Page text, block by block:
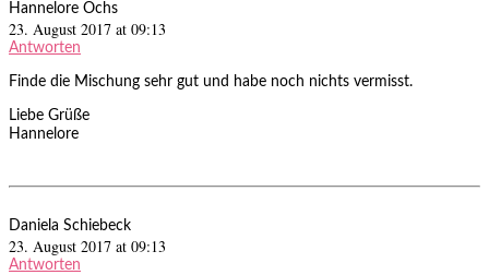
Hannelore Ochs
23. August 2017 at 09:13
Antworten
Finde die Mischung sehr gut und habe noch nichts vermisst.
Liebe Grüße
Hannelore
Daniela Schiebeck
23. August 2017 at 09:13
Antworten